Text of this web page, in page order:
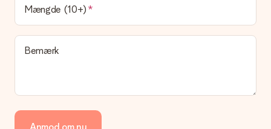
Hvilke leveringsmuligheder kan jeg vælge?
I øjeblikket er det ikke (endnu) muligt at vælge en
leveringsindstilling. Den gave, du vil bestille, sendes enten som
en pakke eller som postkasse levering. Vil du gerne vide
hvilken måde din ordre sendes på? Kontakt venligst vores
Vi tilbyder følgende betalingsmetoder: Dankort, Paypal,
Mængde (10+)
Bemærk